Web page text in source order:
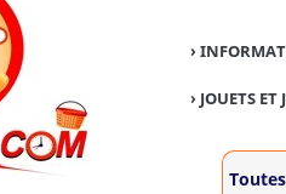
›
› JOUETS ET